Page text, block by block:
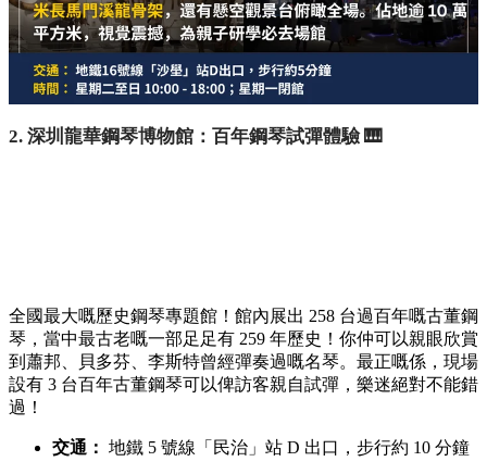
2. 深圳龍華鋼琴博物館：百年鋼琴試彈體驗 🎹
全國最大嘅歷史鋼琴專題館！館內展出 258 台過百年嘅古董鋼
琴，當中最古老嘅一部足足有 259 年歷史！你仲可以親眼欣賞
到蕭邦、貝多芬、李斯特曾經彈奏過嘅名琴。最正嘅係，現場
設有 3 台百年古董鋼琴可以俾訪客親自試彈，樂迷絕對不能錯
過！
交通： 地鐵 5 號線「民治」站 D 出口，步行約 10 分鐘